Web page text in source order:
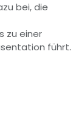
bei, die
zu einer
führt.